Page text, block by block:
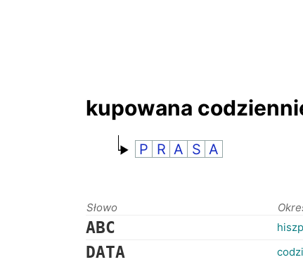
kupowana
P R A S A
Słowo
ABC
DATA